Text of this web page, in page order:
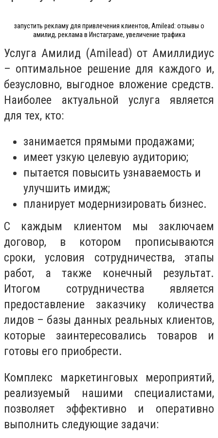
запустить рекламу для привлечения клиентов, Amilead: отзывы о
амилид, реклама в Инстаграме, увеличение трафика
Услуга Амилид (Amilead) от Амиллидиус
– оптимальное решение для каждого и,
безусловно, выгодное вложение средств.
Наиболее актуальной услуга является
для тех, кто:
занимается прямыми продажами;
имеет узкую целевую аудиторию;
пытается повысить узнаваемость и
улучшить имидж;
планирует модернизировать бизнес.
С каждым клиентом мы заключаем
договор, в котором прописываются
сроки, условия сотрудничества, этапы
работ, а также конечный результат.
Итогом сотрудничества является
предоставление заказчику количества
лидов – базы данных реальных клиентов,
которые заинтересовались товаров и
готовы его приобрести.
Комплекс маркетинговых мероприятий,
реализуемый нашими специалистами,
позволяет эффективно и оперативно
выполнить следующие задачи: